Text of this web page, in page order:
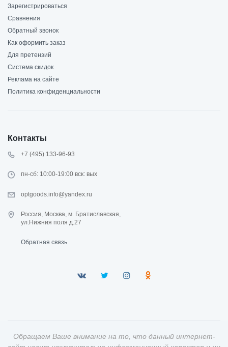
Зарегистрироваться
Сравнения
Обратный звонок
Как оформить заказ
Для претензий
Система скидок
Реклама на сайте
Политика конфиденциальности
Контакты
+7 (495) 133-96-93
пн-сб: 10:00-19:00 вск: вых
optgoods.info@yandex.ru
Россия, Москва, м. Братиславская,
ул.Нижния поля д.27
Обратная связь
Обращаем Ваше внимание на то, что данный интернет-